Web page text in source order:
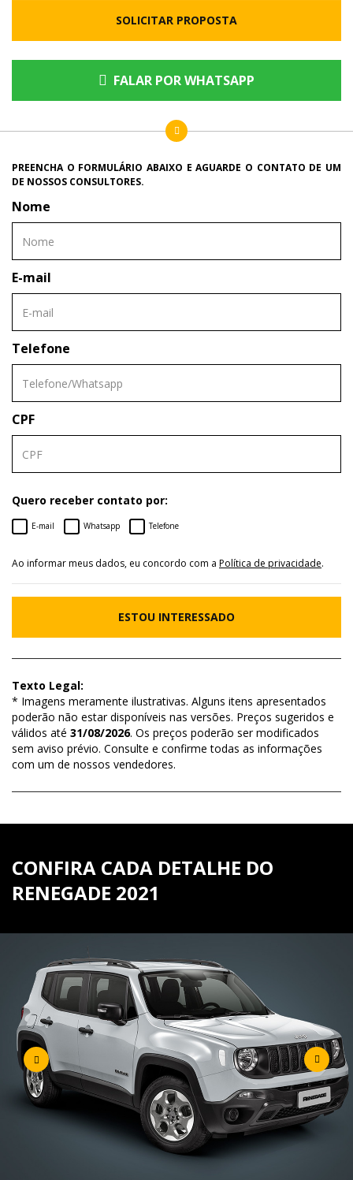
SOLICITAR PROPOSTA
FALAR POR WHATSAPP
PREENCHA O FORMULÁRIO ABAIXO E AGUARDE O CONTATO DE UM
DE NOSSOS CONSULTORES.
Nome
E-mail
Telefone
CPF
Quero receber contato por:
E-mail Whatsapp Telefone
Ao informar meus dados, eu concordo com a Política de privacidade.
ESTOU INTERESSADO
Texto Legal:
* Imagens meramente ilustrativas. Alguns itens apresentados
poderão não estar disponíveis nas versões. Preços sugeridos e
válidos até 31/08/2026. Os preços poderão ser modificados
sem aviso prévio. Consulte e confirme todas as informações
com um de nossos vendedores.
CONFIRA CADA DETALHE DO
RENEGADE 2021